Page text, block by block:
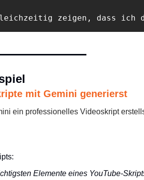
zeigen, dass ich
mit Gemini generierst
ein professionelles Videoskript
Elemente eines YouTube-